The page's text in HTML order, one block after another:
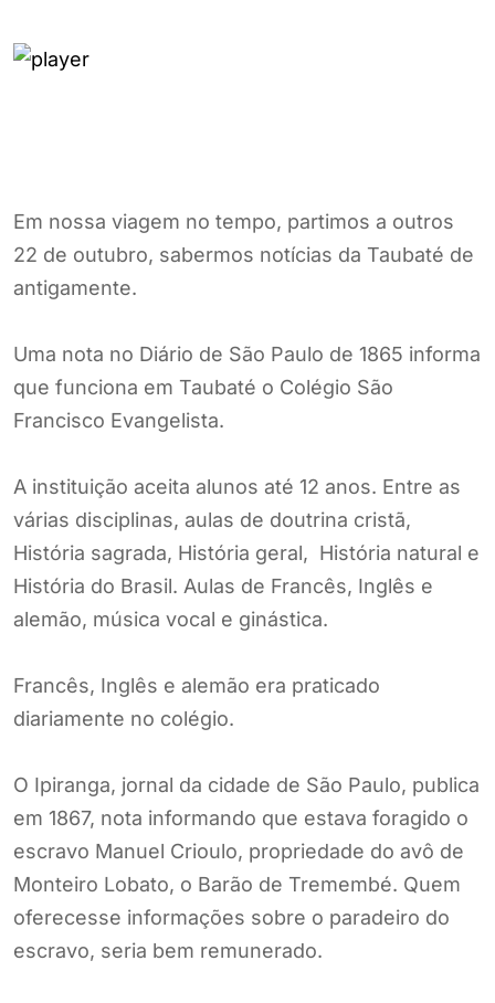
Em nossa viagem no tempo, partimos a outros
22 de outubro, sabermos notícias da Taubaté de
antigamente.
Uma nota no Diário de São Paulo de 1865 informa
que funciona em Taubaté o Colégio São
Francisco Evangelista.
A instituição aceita alunos até 12 anos. Entre as
várias disciplinas, aulas de doutrina cristã,
História sagrada, História geral, História natural e
História do Brasil. Aulas de Francês, Inglês e
alemão, música vocal e ginástica.
Francês, Inglês e alemão era praticado
diariamente no colégio.
O Ipiranga, jornal da cidade de São Paulo, publica
em 1867, nota informando que estava foragido o
escravo Manuel Crioulo, propriedade do avô de
Monteiro Lobato, o Barão de Tremembé. Quem
oferecesse informações sobre o paradeiro do
escravo, seria bem remunerado.